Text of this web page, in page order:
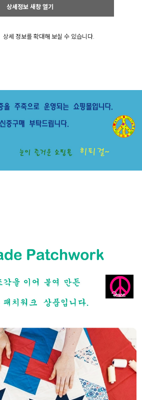
상세정보 새창 열기
상세 정보를 확대해 보실 수 있습니다.